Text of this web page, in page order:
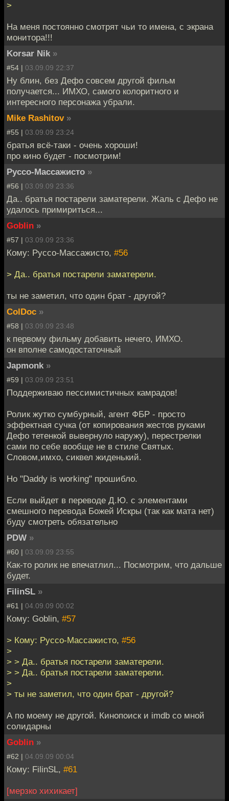
>
На меня постоянно смотрят чьи то имена, с экрана
монитора!!!
Korsar Nik »
#54 | 03.09.09 22:37
Ну блин, без Дефо совсем другой фильм
получается... ИМХО, самого колоритного и
интересного персонажа убрали.
Mike Rashitov »
#55 | 03.09.09 23:24
братья всё-таки - очень хороши!
про кино будет - посмотрим!
Руссо-Массажисто »
#56 | 03.09.09 23:36
Да.. братья постарели заматерели. Жаль с Дефо не
удалось примириться...
Goblin »
#57 | 03.09.09 23:36
Кому: Руссо-Массажисто, #56
> Да.. братья постарели заматерели.
ты не заметил, что один брат - другой?
ColDoc »
#58 | 03.09.09 23:48
к первому фильму добавить нечего, ИМХО.
он вполне самодостаточный
Japmonk »
#59 | 03.09.09 23:51
Поддерживаю пессимистичных камрадов!
Ролик жутко сумбурный, агент ФБР - просто
эффектная сучка (от копирования жестов руками
Дефо тетенкой вывернуло наружу), перестрелки
сами по себе вообще не в стиле Святых.
Словом,имхо, сиквел жиденький.
Но "Daddy is working" прошибло.
Если выйдет в переводе Д.Ю. с элементами
смешного перевода Божей Искры (так как мата нет)
буду смотреть обязательно
PDW »
#60 | 03.09.09 23:55
Как-то ролик не впечатлил... Посмотрим, что дальше
будет.
FilinSL »
#61 | 04.09.09 00:02
Кому: Goblin, #57
> Кому: Руссо-Массажисто, #56
>
> > Да.. братья постарели заматерели.
> > Да.. братья постарели заматерели.
>
> ты не заметил, что один брат - другой?
А по моему не другой. Кинопоиск и imdb со мной
солидарны
Goblin »
#62 | 04.09.09 00:04
Кому: FilinSL, #61
[мерзко хихикает]